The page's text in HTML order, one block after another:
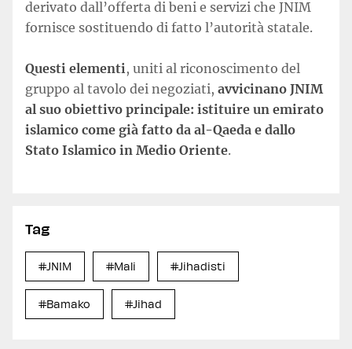
derivato dall’offerta di beni e servizi che JNIM
fornisce sostituendo di fatto l’autorità statale.
Questi elementi, uniti al riconoscimento del
gruppo al tavolo dei negoziati, avvicinano JNIM
al suo obiettivo principale: istituire un emirato
islamico come già fatto da al-Qaeda e dallo
Stato Islamico in Medio Oriente.
Tag
#JNIM #Mali #Jihadisti
#Bamako #Jihad